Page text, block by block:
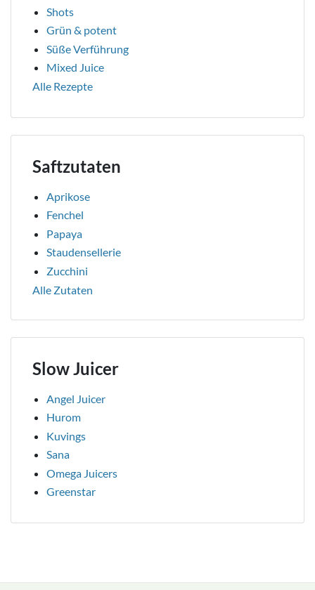
Shots
Grün & potent
Süße Verführung
Mixed Juice
Alle Rezepte
Saftzutaten
Aprikose
Fenchel
Papaya
Staudensellerie
Zucchini
Alle Zutaten
Slow Juicer
Angel Juicer
Hurom
Kuvings
Sana
Omega Juicers
Greenstar